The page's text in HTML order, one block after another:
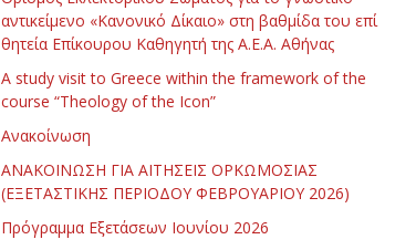
αντικείμενο «Κανονικό Δίκαιο» στη βαθμίδα του επί
θητεία Επίκουρου Καθηγητή της Α.Ε.Α. Αθήνας
Α study visit to Greece within the framework of the
course “Theology of the Icon”
Ανακοίνωση
ΑΝΑΚΟΙΝΩΣΗ ΓΙΑ ΑΙΤΗΣΕΙΣ ΟΡΚΩΜΟΣΙΑΣ
(ΕΞΕΤΑΣΤΙΚΗΣ ΠΕΡΙΟΔΟΥ ΦΕΒΡΟΥΑΡΙΟΥ 2026)
Πρόγραμμα Εξετάσεων Ιουνίου 2026